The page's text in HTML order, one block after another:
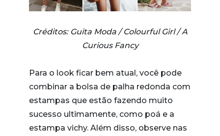
Créditos: Guita Moda / Colourful Girl / A
Curious Fancy
Para o look ficar bem atual, você pode
combinar a bolsa de palha redonda com
estampas que estão fazendo muito
sucesso ultimamente, como poá e a
estampa vichy. Além disso, observe nas